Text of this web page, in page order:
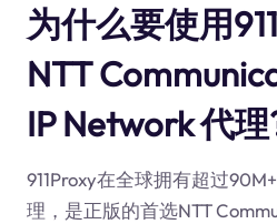
为什么要使用
NTT
IP Network 代理
911Proxy在全球拥有超过
理，是正版的首选NTT